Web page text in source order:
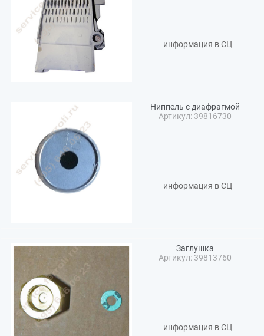
информация в СЦ
Ниппель с диафрагмой
Артикул: 39816730
информация в СЦ
Заглушка
Артикул: 39813760
информация в СЦ